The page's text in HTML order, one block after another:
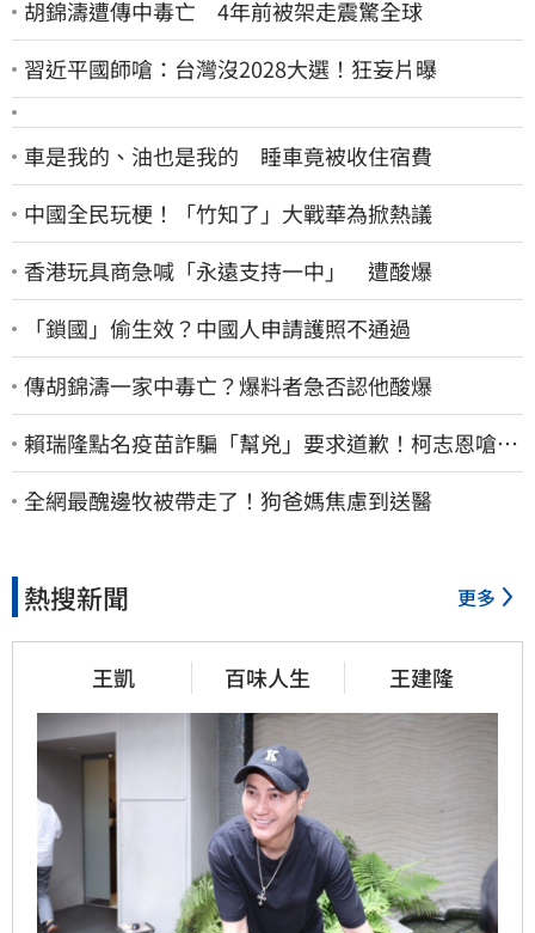
胡錦濤遭傳中毒亡 4年前被架走震驚全球
習近平國師嗆：台灣沒2028大選！狂妄片曝
車是我的、油也是我的 睡車竟被收住宿費
中國全民玩梗！「竹知了」大戰華為掀熱議
香港玩具商急喊「永遠支持一中」 遭酸爆
「鎖國」偷生效？中國人申請護照不通過
傳胡錦濤一家中毒亡？爆料者急否認他酸爆
賴瑞隆點名疫苗詐騙「幫兇」要求道歉！柯志恩嗆1
句被網罵爆
全網最醜邊牧被帶走了！狗爸媽焦慮到送醫
熱搜新聞 更多
王凱 百味人生 王建隆